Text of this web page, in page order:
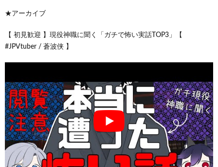
★アーカイブ
【 初見歓迎 】現役神職に聞く「ガチで怖い実話TOP3」【
#JPVtuber / 蒼波侠 】